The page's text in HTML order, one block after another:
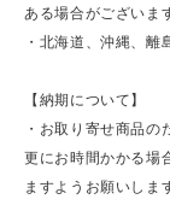
ある場合がございま
・北海道、沖縄、離
【納期について】
・お取り寄せ商品の
更にお時間かかる場
ますようお願いしま